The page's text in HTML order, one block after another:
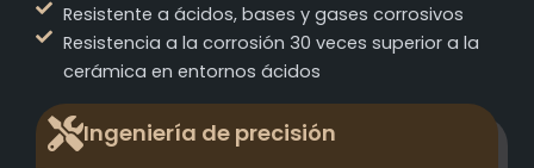
Resistente a ácidos, bases y gases corrosivos
Resistencia a la corrosión 30 veces superior a la
cerámica en entornos ácidos
Ingeniería de precisión